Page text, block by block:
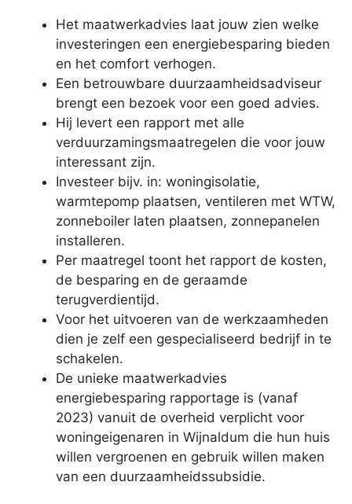
Het maatwerkadvies laat jouw zien welke
investeringen een energiebesparing bieden
en het comfort verhogen.
Een betrouwbare duurzaamheidsadviseur
brengt een bezoek voor een goed advies.
Hij levert een rapport met alle
verduurzamingsmaatregelen die voor jouw
interessant zijn.
Investeer bijv. in: woningisolatie,
warmtepomp plaatsen, ventileren met WTW,
zonneboiler laten plaatsen, zonnepanelen
installeren.
Per maatregel toont het rapport de kosten,
de besparing en de geraamde
terugverdientijd.
Voor het uitvoeren van de werkzaamheden
dien je zelf een gespecialiseerd bedrijf in te
schakelen.
De unieke maatwerkadvies
energiebesparing rapportage is (vanaf
2023) vanuit de overheid verplicht voor
woningeigenaren in Wijnaldum die hun huis
willen vergroenen en gebruik willen maken
van een duurzaamheidssubsidie.